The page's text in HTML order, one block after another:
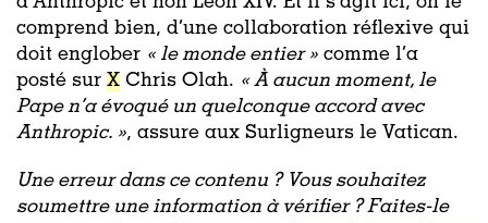
comprend bien, d’une collaboration réflexive qui
doit englober « le monde entier » comme l’a
posté sur X Chris Olah. « À aucun moment, le
Pape n’a évoqué un quelconque accord avec
Anthropic. », assure aux Surligneurs le Vatican.
Une erreur dans ce contenu ? Vous souhaitez
soumettre une information à vérifier ? Faites-le